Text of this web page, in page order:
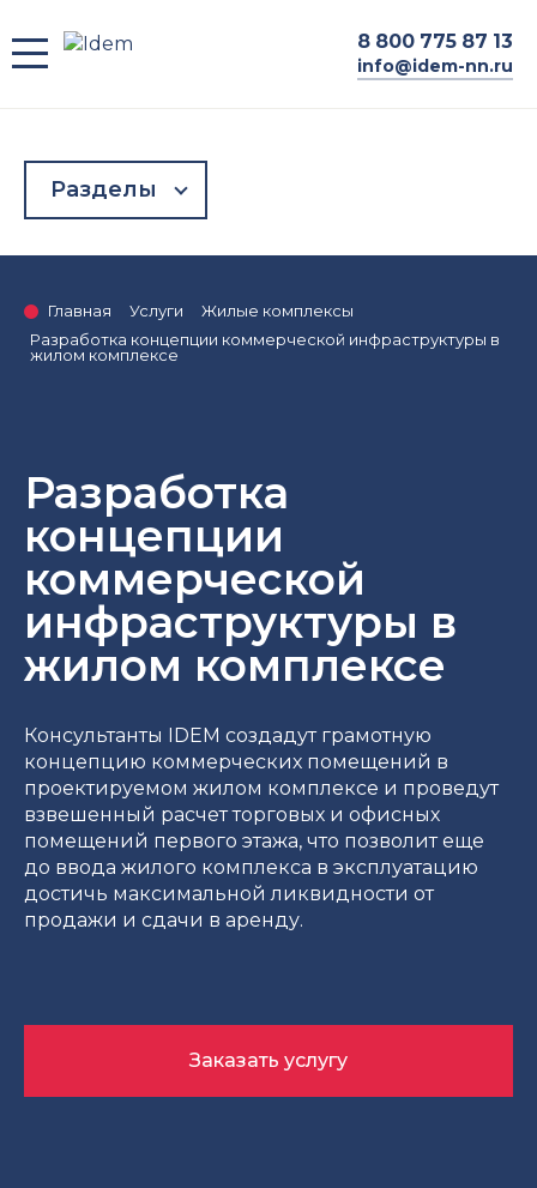
8 800 775 87 13
info@idem-nn.ru
Разделы
Главная Услуги
Жилые комплексы
Разработка концепции коммерческой инфраструктуры в
жилом комплексе
Разработка
концепции
коммерческой
инфраструктуры в
жилом комплексе
Консультанты IDEM создадут грамотную
концепцию коммерческих помещений в
проектируемом жилом комплексе и проведут
взвешенный расчет торговых и офисных
помещений первого этажа, что позволит еще
до ввода жилого комплекса в эксплуатацию
достичь максимальной ликвидности от
продажи и сдачи в аренду.
Заказать услугу